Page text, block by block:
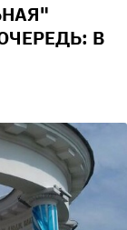
В